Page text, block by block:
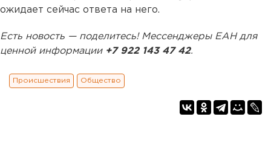
ожидает сейчас ответа на него.
Есть новость — поделитесь! Мессенджеры ЕАН для
ценной информации +7 922 143 47 42.
Происшествия Общество